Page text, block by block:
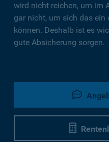
wird nicht reichen, um im
gar nicht, um sich das ein
können. Deshalb ist es
gute Absicherung sorgen.